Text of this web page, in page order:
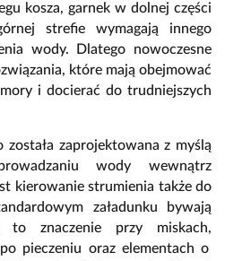
kosza, garnek w dolnej części
strefie wymagają innego
wody. Dlatego nowoczesne
które mają obejmować
i docierać do trudniejszych
została zaprojektowana z myślą
wody wewnątrz
kierowanie strumienia także do
załadunku bywają
znaczenie przy miskach,
pieczeniu oraz elementach o